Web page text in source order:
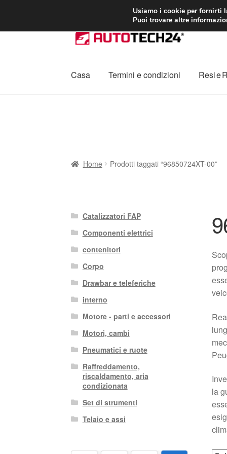
CONSEGNA da
Vai
alla
Vai
al
Casa
Termini e condizioni Resi e
Home Prodotti taggati “96850724XT-00”
la
Catalizzatori FAP
Componenti elettrici
contenitori
Corpo
Drawbar e teleferiche
interno
Motore - parti e accessori
Motori, cambi
Pneumatici e ruote
Raffreddamento,
riscaldamento, aria
condizionata
Set di strumenti
Telaio e assi
Usiamo i cookie per fornirti
Puoi trovare altre